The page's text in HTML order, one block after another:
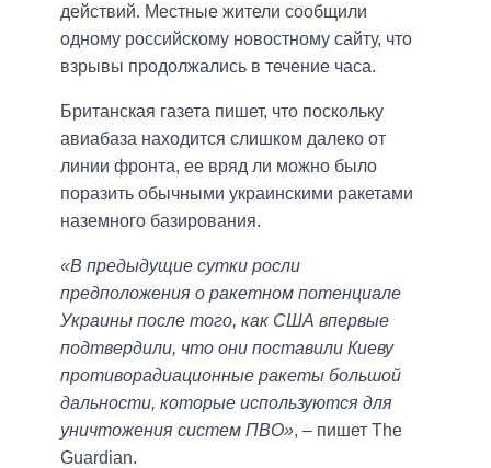
действий. Местные жители сообщили
одному российскому новостному сайту, что
взрывы продолжались в течение часа.
Британская газета пишет, что поскольку
авиабаза находится слишком далеко от
линии фронта, ее вряд ли можно было
поразить обычными украинскими ракетами
наземного базирования.
«В предыдущие сутки росли
предположения о ракетном потенциале
Украины после того, как США впервые
подтвердили, что они поставили Киеву
противорадиационные ракеты большой
дальности, которые используются для
уничтожения систем ПВО», – пишет The
Guardian.